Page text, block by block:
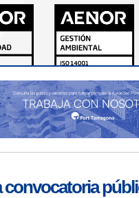
convocatoria